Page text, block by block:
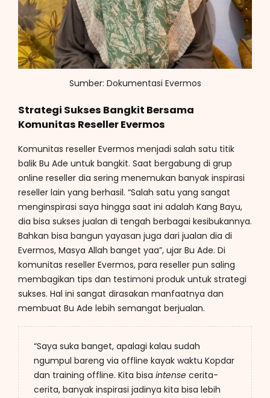
Sumber: Dokumentasi Evermos
Strategi Sukses Bangkit Bersama
Komunitas Reseller Evermos
Komunitas reseller Evermos menjadi salah satu titik
balik Bu Ade untuk bangkit. Saat bergabung di grup
online reseller dia sering menemukan banyak inspirasi
reseller lain yang berhasil. “Salah satu yang sangat
menginspirasi saya hingga saat ini adalah Kang Bayu,
dia bisa sukses jualan di tengah berbagai kesibukannya.
Bahkan bisa bangun yayasan juga dari jualan dia di
Evermos, Masya Allah banget yaa”, ujar Bu Ade. Di
komunitas reseller Evermos, para reseller pun saling
membagikan tips dan testimoni produk untuk strategi
sukses. Hal ini sangat dirasakan manfaatnya dan
membuat Bu Ade lebih semangat berjualan.
“Saya suka banget, apalagi kalau sudah
ngumpul bareng via offline kayak waktu Kopdar
dan training offline. Kita bisa intense cerita-
cerita, banyak inspirasi jadinya kita bisa lebih